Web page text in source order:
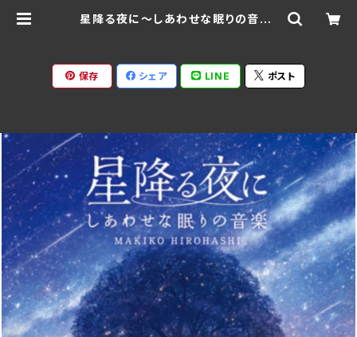
星降る夜に～しあわせな眠りの音楽/
保存 シェア LINE ポスト